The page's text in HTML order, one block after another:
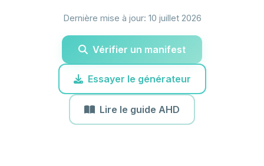
Dernière mise à jour: 10 juillet 2026
Vérifier un manifest
Essayer le générateur
Lire le guide AHD